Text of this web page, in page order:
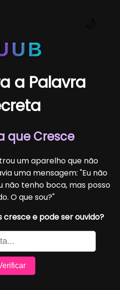
a Palavra
que Cresce
um aparelho que não
uma mensagem: "Eu não
não tenho boca, mas posso
O que sou?"
cresce e pode ser ouvido?